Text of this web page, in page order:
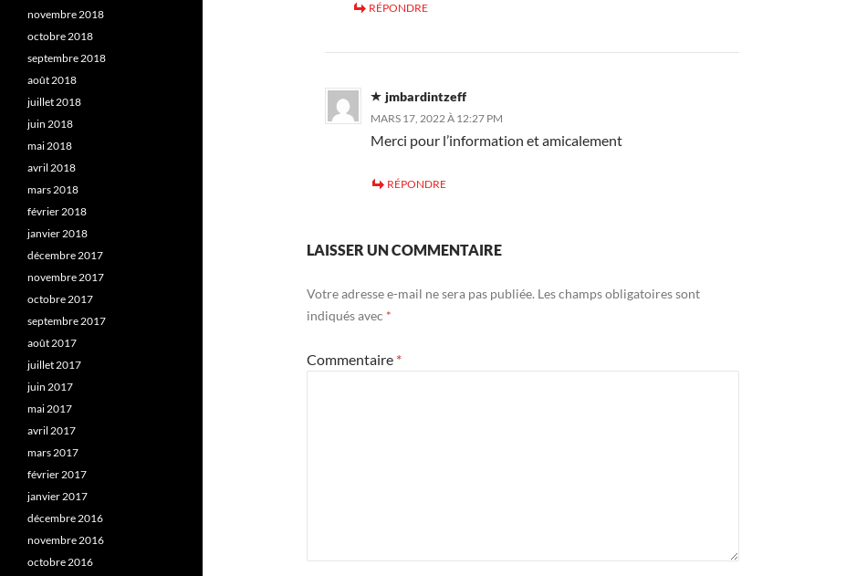
RÉPONDRE
jmbardintzeff
MARS 17, 2022 À 12:27 PM
Merci pour l’information et amicalement
RÉPONDRE
LAISSER UN COMMENTAIRE
Votre adresse e-mail ne sera pas publiée. Les champs obligatoires sont
indiqués avec *
Commentaire *
novembre 2018
octobre 2018
septembre 2018
août 2018
juillet 2018
juin 2018
mai 2018
avril 2018
mars 2018
février 2018
janvier 2018
décembre 2017
novembre 2017
octobre 2017
septembre 2017
août 2017
juillet 2017
juin 2017
mai 2017
avril 2017
mars 2017
février 2017
janvier 2017
décembre 2016
novembre 2016
octobre 2016